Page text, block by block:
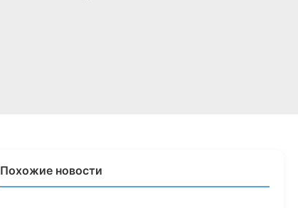
Похожие новости